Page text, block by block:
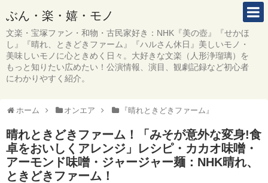
ぶん・楽・嬉・モノ
文楽・宝塚ファン・和物・古民家好き：NHK『美の壺』『せかほ
し』『晴れ、ときどきファーム』『ハルさん休日』美しいモノ・
美味しいモノに心ときめく日々。大好きな文楽（人形浄瑠璃）を
もっと知りたい広めたい！公演情報、演目、観劇記録など初心者
にわかりやすく紹介。
ホーム オンエア 『晴れときどきファーム』
晴れときどきファーム！「みそが意外な変身!食
卓をおいしくアレンジ」レシピ・カカオ味噌・
アーモンド味噌・ジャージャー麺：NHK晴れ、
ときどきファーム！